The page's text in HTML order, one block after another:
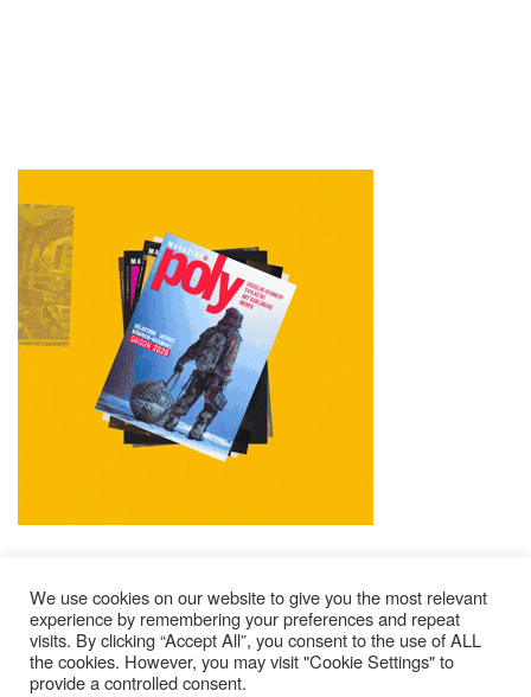
Mentions Légales Contacts
Où Trouver Poly ?
Lire Les Anciens N°
S’abonner À Poly
We use cookies on our website to give you the most relevant
experience by remembering your preferences and repeat
visits. By clicking “Accept All”, you consent to the use of ALL
the cookies. However, you may visit "Cookie Settings" to
provide a controlled consent.